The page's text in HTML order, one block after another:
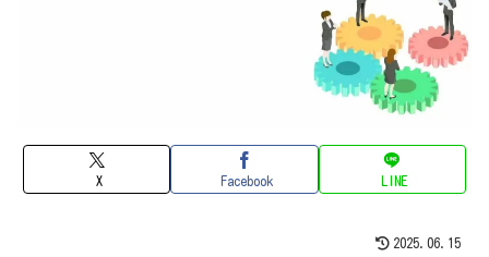
X Facebook LINE
2025.06.15